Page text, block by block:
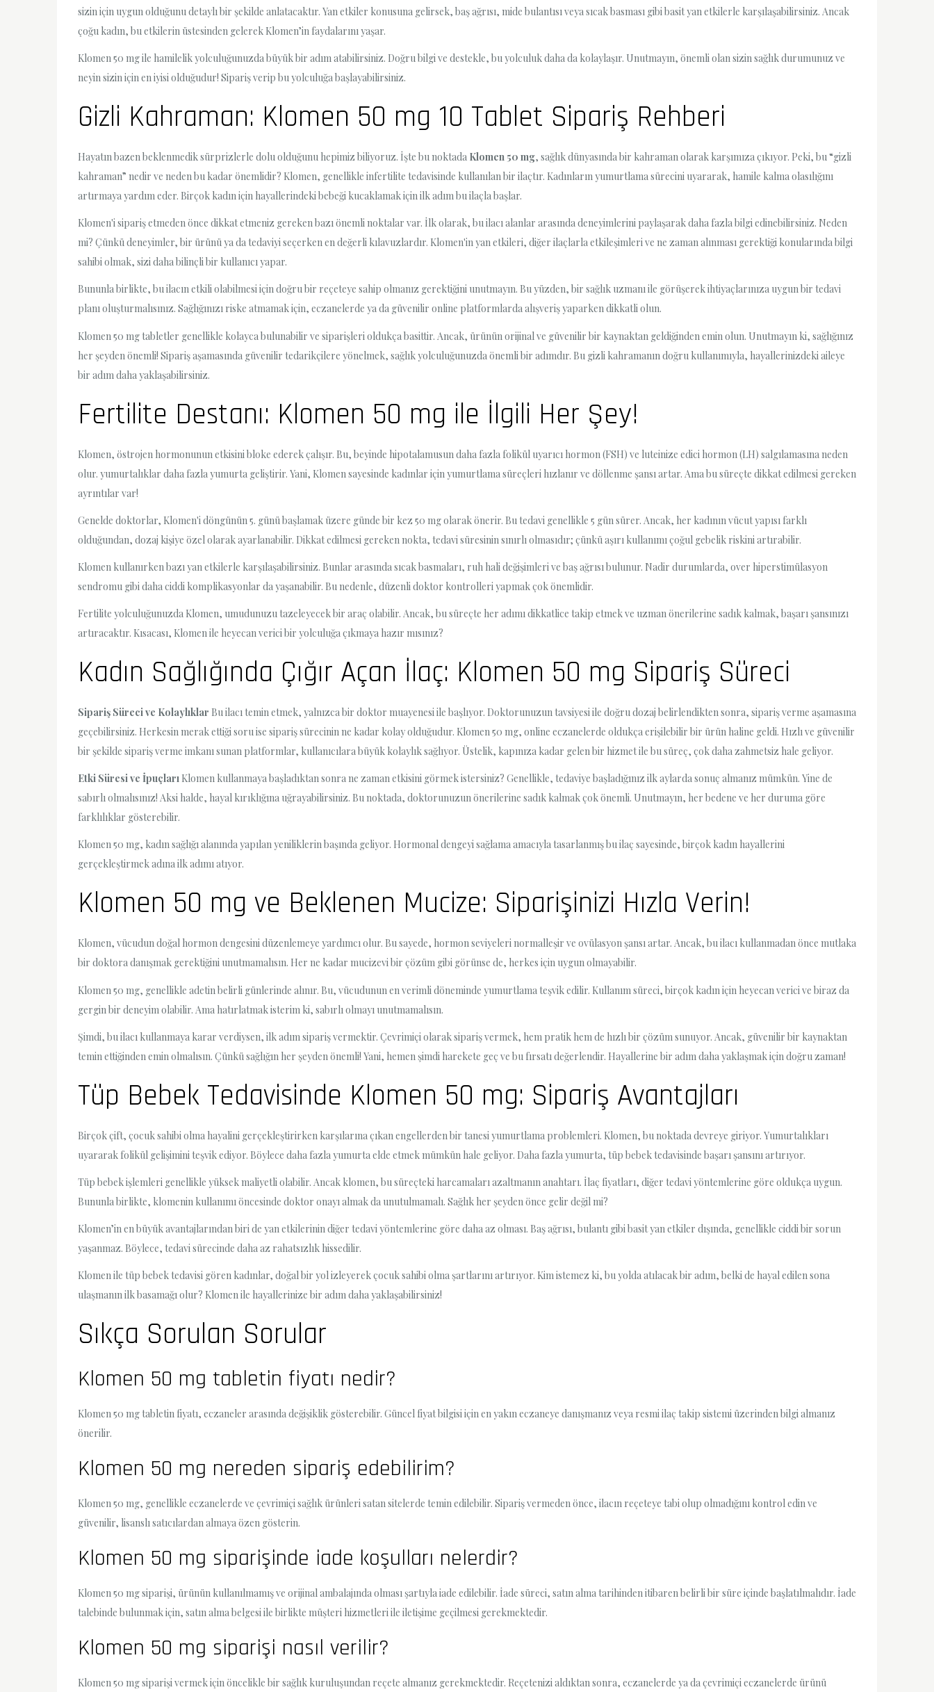
sizin için uygun olduğunu detaylı bir şekilde anlatacaktır. Yan etkiler konusuna gelirsek, baş ağrısı, mide bulantısı veya sıcak basması gibi basit yan etkilerle karşılaşabilirsiniz. Ancak
çoğu kadın, bu etkilerin üstesinden gelerek Klomen’in faydalarını yaşar.
Klomen 50 mg ile hamilelik yolculuğunuzda büyük bir adım atabilirsiniz. Doğru bilgi ve destekle, bu yolculuk daha da kolaylaşır. Unutmayın, önemli olan sizin sağlık durumunuz ve
neyin sizin için en iyisi olduğudur! Sipariş verip bu yolculuğa başlayabilirsiniz.
Gizli Kahraman: Klomen 50 mg 10 Tablet Sipariş Rehberi
Hayatın bazen beklenmedik sürprizlerle dolu olduğunu hepimiz biliyoruz. İşte bu noktada Klomen 50 mg, sağlık dünyasında bir kahraman olarak karşımıza çıkıyor. Peki, bu “gizli
kahraman” nedir ve neden bu kadar önemlidir? Klomen, genellikle infertilite tedavisinde kullanılan bir ilaçtır. Kadınların yumurtlama sürecini uyararak, hamile kalma olasılığını
artırmaya yardım eder. Birçok kadın için hayallerindeki bebeği kucaklamak için ilk adım bu ilaçla başlar.
Klomen'i sipariş etmeden önce dikkat etmeniz gereken bazı önemli noktalar var. İlk olarak, bu ilacı alanlar arasında deneyimlerini paylaşarak daha fazla bilgi edinebilirsiniz. Neden
mi? Çünkü deneyimler, bir ürünü ya da tedaviyi seçerken en değerli kılavuzlardır. Klomen'in yan etkileri, diğer ilaçlarla etkileşimleri ve ne zaman alınması gerektiği konularında bilgi
sahibi olmak, sizi daha bilinçli bir kullanıcı yapar.
Bununla birlikte, bu ilacın etkili olabilmesi için doğru bir reçeteye sahip olmanız gerektiğini unutmayın. Bu yüzden, bir sağlık uzmanı ile görüşerek ihtiyaçlarınıza uygun bir tedavi
planı oluşturmalısınız. Sağlığınızı riske atmamak için, eczanelerde ya da güvenilir online platformlarda alışveriş yaparken dikkatli olun.
Klomen 50 mg tabletler genellikle kolayca bulunabilir ve siparişleri oldukça basittir. Ancak, ürünün orijinal ve güvenilir bir kaynaktan geldiğinden emin olun. Unutmayın ki, sağlığınız
her şeyden önemli! Sipariş aşamasında güvenilir tedarikçilere yönelmek, sağlık yolculuğunuzda önemli bir adımdır. Bu gizli kahramanın doğru kullanımıyla, hayallerinizdeki aileye
bir adım daha yaklaşabilirsiniz.
Fertilite Destanı: Klomen 50 mg ile İlgili Her Şey!
Klomen, östrojen hormonunun etkisini bloke ederek çalışır. Bu, beyinde hipotalamusun daha fazla folikül uyarıcı hormon (FSH) ve luteinize edici hormon (LH) salgılamasına neden
olur. yumurtalıklar daha fazla yumurta geliştirir. Yani, Klomen sayesinde kadınlar için yumurtlama süreçleri hızlanır ve döllenme şansı artar. Ama bu süreçte dikkat edilmesi gereken
ayrıntılar var!
Genelde doktorlar, Klomen'i döngünün 5. günü başlamak üzere günde bir kez 50 mg olarak önerir. Bu tedavi genellikle 5 gün sürer. Ancak, her kadının vücut yapısı farklı
olduğundan, dozaj kişiye özel olarak ayarlanabilir. Dikkat edilmesi gereken nokta, tedavi süresinin sınırlı olmasıdır; çünkü aşırı kullanımı çoğul gebelik riskini artırabilir.
Klomen kullanırken bazı yan etkilerle karşılaşabilirsiniz. Bunlar arasında sıcak basmaları, ruh hali değişimleri ve baş ağrısı bulunur. Nadir durumlarda, over hiperstimülasyon
sendromu gibi daha ciddi komplikasyonlar da yaşanabilir. Bu nedenle, düzenli doktor kontrolleri yapmak çok önemlidir.
Fertilite yolculuğunuzda Klomen, umudunuzu tazeleyecek bir araç olabilir. Ancak, bu süreçte her adımı dikkatlice takip etmek ve uzman önerilerine sadık kalmak, başarı şansınızı
artıracaktır. Kısacası, Klomen ile heyecan verici bir yolculuğa çıkmaya hazır mısınız?
Kadın Sağlığında Çığır Açan İlaç: Klomen 50 mg Sipariş Süreci
Sipariş Süreci ve Kolaylıklar Bu ilacı temin etmek, yalnızca bir doktor muayenesi ile başlıyor. Doktorunuzun tavsiyesi ile doğru dozaj belirlendikten sonra, sipariş verme aşamasına
geçebilirsiniz. Herkesin merak ettiği soru ise sipariş sürecinin ne kadar kolay olduğudur. Klomen 50 mg, online eczanelerde oldukça erişilebilir bir ürün haline geldi. Hızlı ve güvenilir
bir şekilde sipariş verme imkanı sunan platformlar, kullanıcılara büyük kolaylık sağlıyor. Üstelik, kapınıza kadar gelen bir hizmet ile bu süreç, çok daha zahmetsiz hale geliyor.
Etki Süresi ve İpuçları Klomen kullanmaya başladıktan sonra ne zaman etkisini görmek istersiniz? Genellikle, tedaviye başladığınız ilk aylarda sonuç almanız mümkün. Yine de
sabırlı olmalısınız! Aksi halde, hayal kırıklığına uğrayabilirsiniz. Bu noktada, doktorunuzun önerilerine sadık kalmak çok önemli. Unutmayın, her bedene ve her duruma göre
farklılıklar gösterebilir.
Klomen 50 mg, kadın sağlığı alanında yapılan yeniliklerin başında geliyor. Hormonal dengeyi sağlama amacıyla tasarlanmış bu ilaç sayesinde, birçok kadın hayallerini
gerçekleştirmek adına ilk adımı atıyor.
Klomen 50 mg ve Beklenen Mucize: Siparişinizi Hızla Verin!
Klomen, vücudun doğal hormon dengesini düzenlemeye yardımcı olur. Bu sayede, hormon seviyeleri normalleşir ve ovülasyon şansı artar. Ancak, bu ilacı kullanmadan önce mutlaka
bir doktora danışmak gerektiğini unutmamalısın. Her ne kadar mucizevi bir çözüm gibi görünse de, herkes için uygun olmayabilir.
Klomen 50 mg, genellikle adetin belirli günlerinde alınır. Bu, vücudunun en verimli döneminde yumurtlama teşvik edilir. Kullanım süreci, birçok kadın için heyecan verici ve biraz da
gergin bir deneyim olabilir. Ama hatırlatmak isterim ki, sabırlı olmayı unutmamalısın.
Şimdi, bu ilacı kullanmaya karar verdiysen, ilk adım sipariş vermektir. Çevrimiçi olarak sipariş vermek, hem pratik hem de hızlı bir çözüm sunuyor. Ancak, güvenilir bir kaynaktan
temin ettiğinden emin olmalısın. Çünkü sağlığın her şeyden önemli! Yani, hemen şimdi harekete geç ve bu fırsatı değerlendir. Hayallerine bir adım daha yaklaşmak için doğru zaman!
Tüp Bebek Tedavisinde Klomen 50 mg: Sipariş Avantajları
Birçok çift, çocuk sahibi olma hayalini gerçekleştirirken karşılarına çıkan engellerden bir tanesi yumurtlama problemleri. Klomen, bu noktada devreye giriyor. Yumurtalıkları
uyararak folikül gelişimini teşvik ediyor. Böylece daha fazla yumurta elde etmek mümkün hale geliyor. Daha fazla yumurta, tüp bebek tedavisinde başarı şansını artırıyor.
Tüp bebek işlemleri genellikle yüksek maliyetli olabilir. Ancak klomen, bu süreçteki harcamaları azaltmanın anahtarı. İlaç fiyatları, diğer tedavi yöntemlerine göre oldukça uygun.
Bununla birlikte, klomenin kullanımı öncesinde doktor onayı almak da unutulmamalı. Sağlık her şeyden önce gelir değil mi?
Klomen’in en büyük avantajlarından biri de yan etkilerinin diğer tedavi yöntemlerine göre daha az olması. Baş ağrısı, bulantı gibi basit yan etkiler dışında, genellikle ciddi bir sorun
yaşanmaz. Böylece, tedavi sürecinde daha az rahatsızlık hissedilir.
Klomen ile tüp bebek tedavisi gören kadınlar, doğal bir yol izleyerek çocuk sahibi olma şartlarını artırıyor. Kim istemez ki, bu yolda atılacak bir adım, belki de hayal edilen sona
ulaşmanın ilk basamağı olur? Klomen ile hayallerinize bir adım daha yaklaşabilirsiniz!
Sıkça Sorulan Sorular
Klomen 50 mg tabletin fiyatı nedir?
Klomen 50 mg tabletin fiyatı, eczaneler arasında değişiklik gösterebilir. Güncel fiyat bilgisi için en yakın eczaneye danışmanız veya resmi ilaç takip sistemi üzerinden bilgi almanız
önerilir.
Klomen 50 mg nereden sipariş edebilirim?
Klomen 50 mg, genellikle eczanelerde ve çevrimiçi sağlık ürünleri satan sitelerde temin edilebilir. Sipariş vermeden önce, ilacın reçeteye tabi olup olmadığını kontrol edin ve
güvenilir, lisanslı satıcılardan almaya özen gösterin.
Klomen 50 mg siparişinde iade koşulları nelerdir?
Klomen 50 mg siparişi, ürünün kullanılmamış ve orijinal ambalajında olması şartıyla iade edilebilir. İade süreci, satın alma tarihinden itibaren belirli bir süre içinde başlatılmalıdır. İade
talebinde bulunmak için, satın alma belgesi ile birlikte müşteri hizmetleri ile iletişime geçilmesi gerekmektedir.
Klomen 50 mg siparişi nasıl verilir?
Klomen 50 mg siparişi vermek için öncelikle bir sağlık kuruluşundan reçete almanız gerekmektedir. Reçetenizi aldıktan sonra, eczanelerde ya da çevrimiçi eczanelerde ürünü